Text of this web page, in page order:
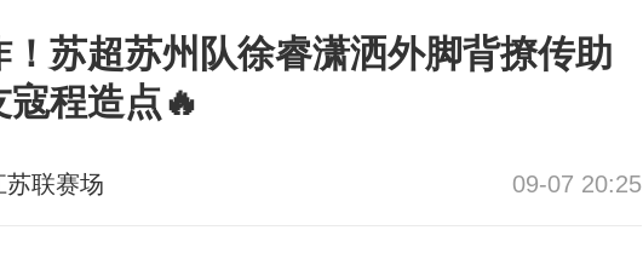
！苏超苏州队徐睿潇洒外脚背撩传助
寇程造点🔥
苏联赛场 09-07 20:25